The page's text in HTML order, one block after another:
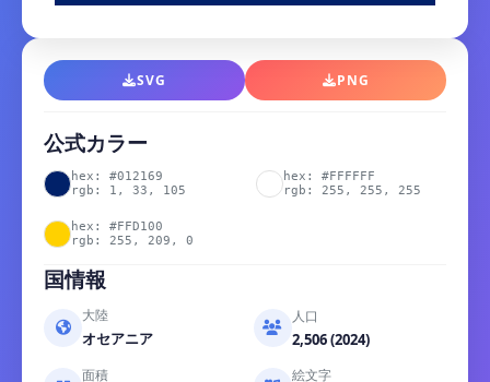
SVG PNG
公式カラー
hex: #012169
rgb: 1, 33, 105
hex: #FFFFFF
rgb: 255, 255, 255
hex: #FFD100
rgb: 255, 209, 0
国情報
大陸
オセアニア
人口
2,506 (2024)
面積 絵文字